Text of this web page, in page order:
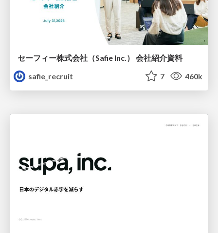
セーフィー株式会社（Safie Inc.） 会社紹介資料
safie_recruit
7 460k